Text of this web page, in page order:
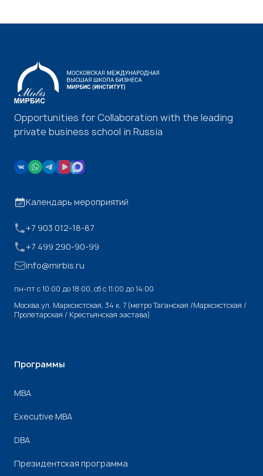
Opportunities for Collaboration with the leading
private business school in Russia
Календарь мероприятий
+7 903 012-18-87
+7 499 290-90-99
info@mirbis.ru
пн-пт с 10:00 до 18:00, cб с 11:00 до 14:00
Москва,ул. Марксистская, 34 к. 7 (метро Таганская /Марксистская /
Пролетарская / Крестьянская застава)
Программы
МВА
Executive MBA
DBA
Президентская программа